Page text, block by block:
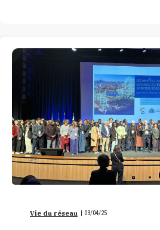
Vie du réseau 03/04/25